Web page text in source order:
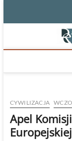
CYWILIZACJA
Apel
Europejskiej